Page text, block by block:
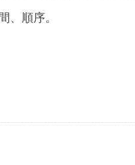
、順序。